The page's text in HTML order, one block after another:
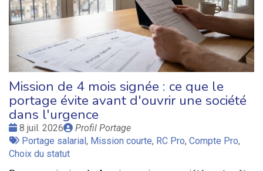
Mission de 4 mois signée : ce que le
portage évite avant d'ouvrir une société
dans l'urgence
Date
:
8 juil. 2026
Publié
par
Profil Portage
Tags
:
Portage salarial, Mission courte, RC Pro, Compte Pro,
Choix du statut